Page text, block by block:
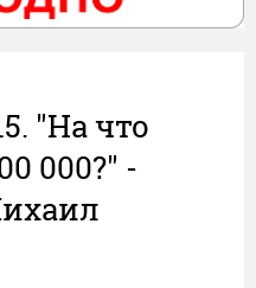
"На что
000?" -